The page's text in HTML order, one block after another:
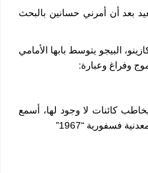
بعد أن أمرني حسانين بالبحث
البيجو يتوسط بابها الأمامي
وفراغ وعبارة:
كائنات لا وجود لها، أسمع
فسفورية “1967”